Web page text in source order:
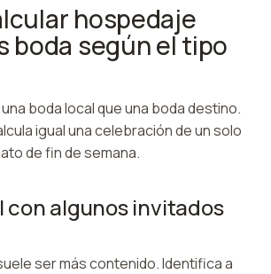
hospedaje
boda según el tipo
boda local que una boda destino.
igual una celebración de un solo
de fin de semana.
con algunos invitados
ser más contenido. Identifica a